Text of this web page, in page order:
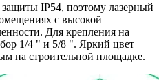
защиты IP54, поэтому лазерный
с высокой
Для крепления на
1/4 " и 5/8 ". Яркий цвет
на строительной площадке.